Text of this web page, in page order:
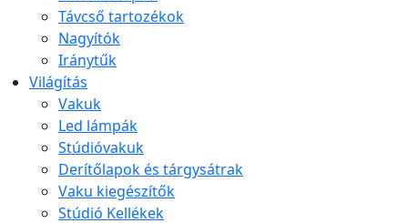
Távcső tartozékok
Nagyítók
Iránytűk
Világítás
Vakuk
Led lámpák
Stúdióvakuk
Derítőlapok és tárgysátrak
Vaku kiegészítők
Stúdió Kellékek